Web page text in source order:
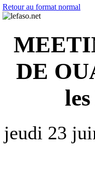
Retour au format normal
DE
jeudi 23